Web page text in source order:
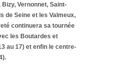
Vernonnet, Saint-
de Seine et les Valmeux,
continuera sa tournée
les Boutardes et
au 17) et enfin le centre-